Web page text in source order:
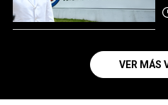
VER MÁS